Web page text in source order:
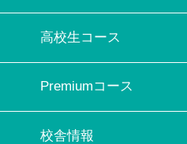
高校生コース
Premiumコース
校舎情報